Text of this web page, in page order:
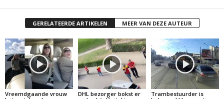
GERELATEERDE ARTIKELEN MEER VAN DEZE AUTEUR
Vreemdgaande vrouw
DHL bezorger bokst er
Trambestuurder is